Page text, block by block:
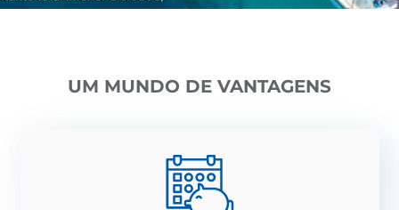
UM MUNDO DE VANTAGENS